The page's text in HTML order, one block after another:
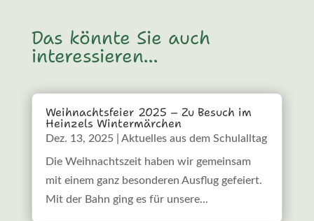
Das könnte Sie auch
interessieren…
Weihnachtsfeier 2025 – Zu Besuch im
Heinzels Wintermärchen
Dez. 13, 2025| Aktuelles aus dem Schulalltag
Die Weihnachtszeit haben wir gemeinsam
mit einem ganz besonderen Ausflug gefeiert.
Mit der Bahn ging es für unsere...